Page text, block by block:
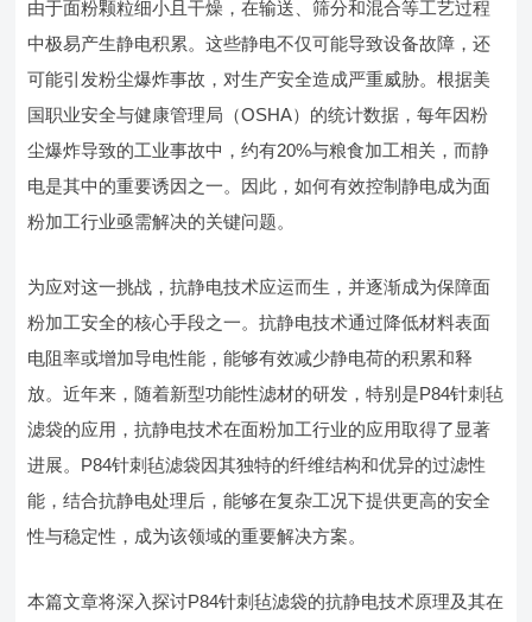
由于面粉颗粒细小且干燥，在输送、筛分和混合等工艺过程
中极易产生静电积累。这些静电不仅可能导致设备故障，还
可能引发粉尘爆炸事故，对生产安全造成严重威胁。根据美
国职业安全与健康管理局（OSHA）的统计数据，每年因粉
尘爆炸导致的工业事故中，约有20%与粮食加工相关，而静
电是其中的重要诱因之一。因此，如何有效控制静电成为面
粉加工行业亟需解决的关键问题。
为应对这一挑战，抗静电技术应运而生，并逐渐成为保障面
粉加工安全的核心手段之一。抗静电技术通过降低材料表面
电阻率或增加导电性能，能够有效减少静电荷的积累和释
放。近年来，随着新型功能性滤材的研发，特别是P84针刺毡
滤袋的应用，抗静电技术在面粉加工行业的应用取得了显著
进展。P84针刺毡滤袋因其独特的纤维结构和优异的过滤性
能，结合抗静电处理后，能够在复杂工况下提供更高的安全
性与稳定性，成为该领域的重要解决方案。
本篇文章将深入探讨P84针刺毡滤袋的抗静电技术原理及其在